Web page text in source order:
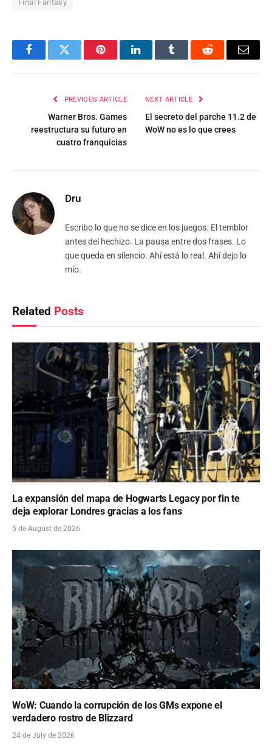
Final Fantasy
FacebookTwitter PinterestLinkedInTumblr Reddit Email
PREVIOUS ARTICLE
Warner Bros. Games
reestructura su futuro en
cuatro franquicias
NEXT ARTICLE
El secreto del parche 11.2 de
WoW no es lo que crees
Dru
Escribo lo que no se dice en los juegos. El temblor
antes del hechizo. La pausa entre dos frases. Lo
que queda en silencio. Ahí está lo real. Ahí dejo lo
mío.
Related Posts
La expansión del mapa de Hogwarts Legacy por fin te
deja explorar Londres gracias a los fans
5 de August de 2026
WoW: Cuando la corrupción de los GMs expone el
verdadero rostro de Blizzard
24 de July de 2026